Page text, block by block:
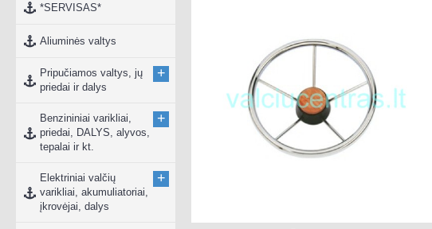
*SERVISAS*
Aliuminės valtys
Pripučiamos valtys, jų
priedai ir dalys
+
Benzininiai varikliai,
priedai, DALYS, alyvos,
tepalai ir kt.
+
Elektriniai valčių
varikliai, akumuliatoriai,
įkrovėjai, dalys
+